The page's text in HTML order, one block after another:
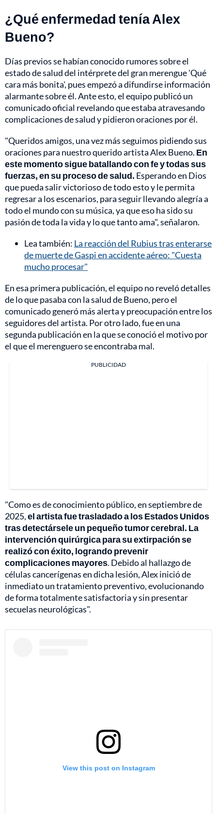
¿Qué enfermedad tenía Alex
Bueno?
Días previos se habían conocido rumores sobre el
estado de salud del intérprete del gran merengue 'Qué
cara más bonita', pues empezó a difundirse información
alarmante sobre él. Ante esto, el equipo publicó un
comunicado oficial revelando que estaba atravesando
complicaciones de salud y pidieron oraciones por él.
"Queridos amigos, una vez más seguimos pidiendo sus
oraciones para nuestro querido artista Alex Bueno. En
este momento sigue batallando con fe y todas sus
fuerzas, en su proceso de salud. Esperando en Dios
que pueda salir victorioso de todo esto y le permita
regresar a los escenarios, para seguir llevando alegría a
todo el mundo con su música, ya que eso ha sido su
pasión de toda la vida y lo que tanto ama", señalaron.
Lea también: La reacción del Rubius tras enterarse
de muerte de Gaspi en accidente aéreo: "Cuesta
mucho procesar"
En esa primera publicación, el equipo no reveló detalles
de lo que pasaba con la salud de Bueno, pero el
comunicado generó más alerta y preocupación entre los
seguidores del artista. Por otro lado, fue en una
segunda publicación en la que se conoció el motivo por
el que el merenguero se encontraba mal.
PUBLICIDAD
"Como es de conocimiento público, en septiembre de
2025,el artista fue trasladado a los Estados Unidos
tras detectársele un pequeño tumor cerebral. La
intervención quirúrgica para su extirpación se
realizó con éxito, logrando prevenir
complicaciones mayores. Debido al hallazgo de
células cancerígenas en dicha lesión, Alex inició de
inmediato un tratamiento preventivo, evolucionando
de forma totalmente satisfactoria y sin presentar
secuelas neurológicas".
View this post on Instagram